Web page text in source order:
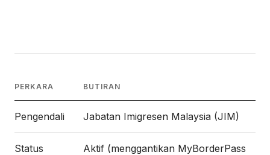
PERKARA BUTIRAN
Pengendali Jabatan Imigresen Malaysia (JIM)
Status
Aktif (menggantikan MyBorderPass